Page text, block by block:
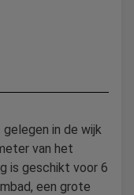
in de wijk
van het
is geschikt voor 6
een grote